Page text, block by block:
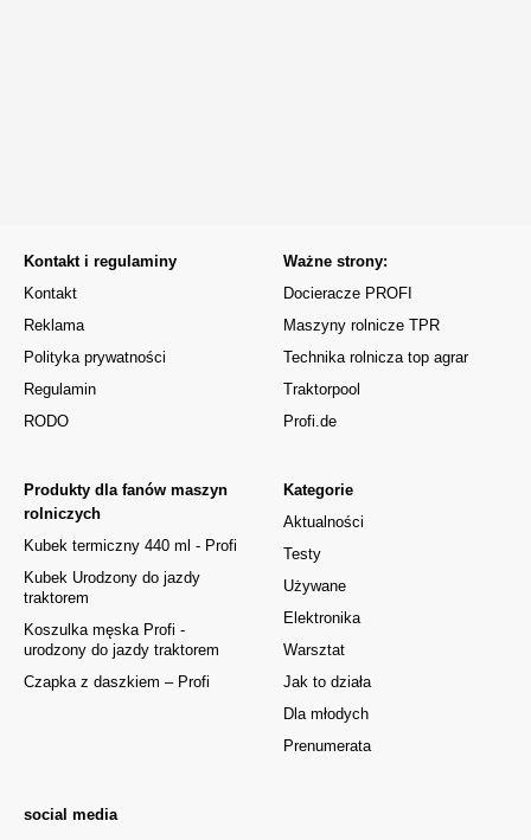
Kontakt i regulaminy
Kontakt
Reklama
Polityka prywatności
Regulamin
RODO
Kategorie
Aktualności
Testy
Używane
Elektronika
Warsztat
Jak to działa
Dla młodych
Prenumerata
Produkty dla fanów maszyn
rolniczych
Kubek termiczny 440 ml - Profi
Kubek Urodzony do jazdy
traktorem
Koszulka męska Profi -
urodzony do jazdy traktorem
Czapka z daszkiem – Profi
Ważne strony:
Docieracze PROFI
Maszyny rolnicze TPR
Technika rolnicza top agrar
Traktorpool
Profi.de
social media